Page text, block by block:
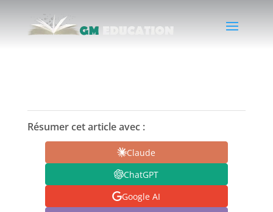
Résumer cet article avec :
Claude
ChatGPT
Google AI